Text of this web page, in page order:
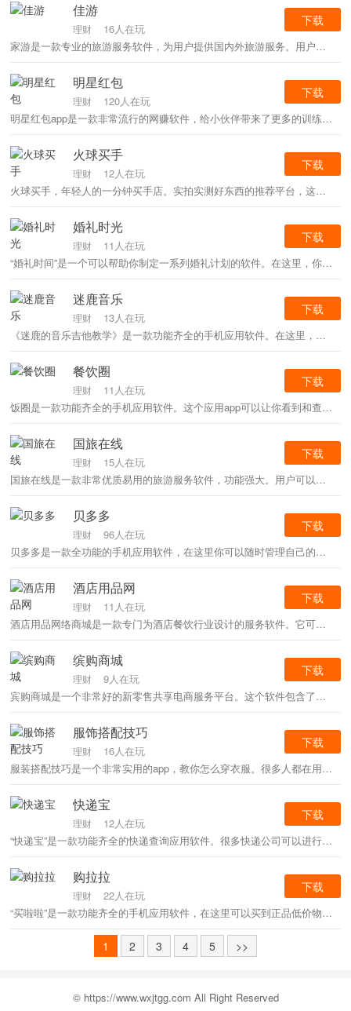
佳游
理财
16人在玩
家游是一款专业的旅游服务软件，为用户提供国内外旅游服务。用户有很多选择，比如跟团或者选择专属旅行路线。软件提供周到的服务，给用户一站式的优质服务体验。有需要就来下载软件吧！
下载
明星红包
理财
120人在玩
明星红包app是一款非常流行的网赚软件，给小伙伴带来了更多的训练方式，或者说演员可以随时训练。只要你想赚钱，随时可以在明星红包里找任务，轻松赚到。领取后即可获得福利，众多优惠福利等着你。
下载
火球买手
理财
12人在玩
火球买手，年轻人的一分钟买手店。实拍实测好东西的推荐平台，这里有专业买手帮你挑选好东西。网络名人中的时尚博主为您提供时尚购物指南。想买好东西，千万不要错过火球买手app。
下载
婚礼时光
理财
11人在玩
“婚礼时间”是一个可以帮助你制定一系列婚礼计划的软件。在这里，你可以制作电子请柬，也可以预定婚车。婚礼策划也能满足你。喜欢这个婚礼时间软件的朋友快来试试吧！
下载
迷鹿音乐
理财
13人在玩
《迷鹿的音乐吉他教学》是一款功能齐全的手机应用软件。在这里，你可以轻松的学习吉他，你可以坚持学习。这让学习吉他变得更加有趣。喜欢就来看看吧！
下载
餐饮圈
理财
11人在玩
饭圈是一款功能齐全的手机应用软件。这个应用app可以让你看到和查询很多职位信息，可以让你随时随地获得更好的职位。有需要的朋友快来看看吧！
下载
国旅在线
理财
15人在玩
国旅在线是一款非常优质易用的旅游服务软件，功能强大。用户可以在软件上享受各种旅游服务。用户可以在国内和国外旅行。国旅在线app一定会是用户出国旅游的好管家。快来下载体验吧！
下载
贝多多
理财
96人在玩
贝多多是一款全功能的手机应用软件，在这里你可以随时管理自己的资产，信用卡的管理也可以让你随时了解还款信息。喜欢这个贝多多软件的朋友快来试试吧！
下载
酒店用品网
理财
11人在玩
酒店用品网络商城是一款专门为酒店餐饮行业设计的服务软件。它可以为用户提供非常完整的酒店信息。酒店用品网还包含酒店的最新信息，也为用户提供各种餐饮美食。感兴趣的朋友赶紧点击下载使用吧！
下载
缤购商城
理财
9人在玩
宾购商城是一个非常好的新零售共享电商服务平台。这个软件包含了大量精选的正版产品，以及各种低价优质的商品。可以帮助商家进行营销推广，增加销量。用户也可以在这里零门槛开店。有需要的朋友快来下载吧！
下载
服饰搭配技巧
理财
16人在玩
服装搭配技巧是一个非常实用的app，教你怎么穿衣服。很多人都在用。各种人才网上推荐，支持订阅。系统会自动为你推送时尚前线，让你轻松穿出属于自己的风格。有需要的朋友可以点击下载奥！
下载
快递宝
理财
12人在玩
“快递宝”是一款功能齐全的快递查询应用软件。很多快递公司可以进行有效的查询，可以随时提供快递派送服务，让大家轻松了解各种功能。快来下载体验给喜欢的朋友吧！
下载
购拉拉
理财
22人在玩
“买啦啦”是一款功能齐全的手机应用软件，在这里可以买到正品低价物品，非常安全可靠，让代购成为日常。快来给喜欢的朋友试试吧！
下载
1 2 3 4 5 >>
© https://www.wxjtgg.com All Right Reserved